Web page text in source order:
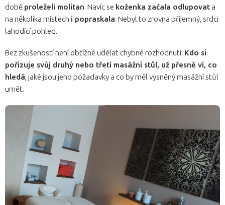
době proleželi molitan. Navíc se koženka začala odlupovata
na několika místech i popraskala. Nebyl to zrovna příjemný, srdci
lahodící pohled.
Bez zkušeností není obtížné udělat chybné rozhodnutí. Kdo si
pořizuje svůj druhý nebo třetí masážní stůl, už přesně ví, co
hledá, jaké jsou jeho požadavky a co by měl vysněný masážní stůl
umět.